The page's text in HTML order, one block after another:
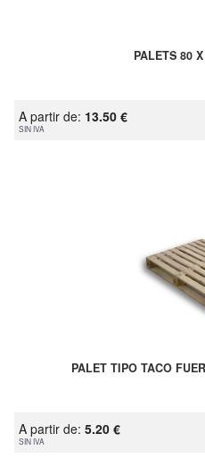
PALETS 80
A partir de: 13.50 €
SIN IVA
PALET TIPO TACO
A partir de: 5.20 €
SIN IVA